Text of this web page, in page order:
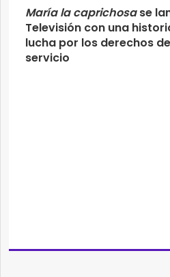
María la caprichosase
Televisión con una
lucha por los derechos
servicio